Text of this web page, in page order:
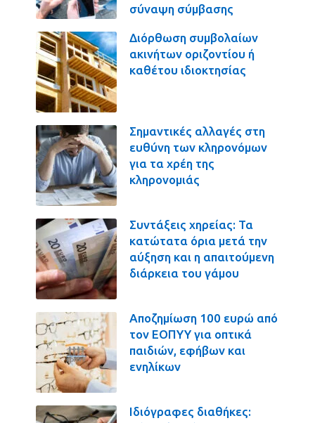
σύναψη σύμβασης
Διόρθωση συμβολαίων
ακινήτων οριζοντίου ή
καθέτου ιδιοκτησίας
Σημαντικές αλλαγές στη
ευθύνη των κληρονόμων
για τα χρέη της
κληρονομιάς
Συντάξεις χηρείας: Τα
κατώτατα όρια μετά την
αύξηση και η απαιτούμενη
διάρκεια του γάμου
Αποζημίωση 100 ευρώ από
τον ΕΟΠΥΥ για οπτικά
παιδιών, εφήβων και
ενηλίκων
Ιδιόγραφες διαθήκες: